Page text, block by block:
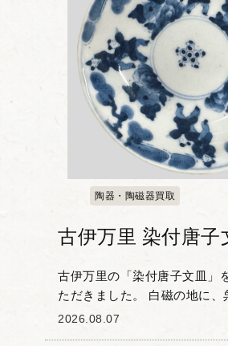
陶器・陶磁器買取
古伊万里 染付唐子
古伊万里の「染付唐子文皿」
ただきました。 白磁の地に、
を用いて唐子の姿が描かれた
2026.08.07